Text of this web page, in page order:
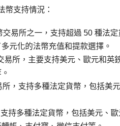
幣支持情況：
易所之一，支持超過 50 種法定
元化的法幣充值和提款選擇。
所，主要支持美元、歐元和英
，支持多種法定貨幣，包括美
持多種法定貨幣，包括美元、